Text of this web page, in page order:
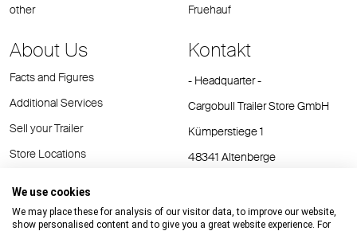
other
Fruehauf
About Us
Facts and Figures
Additional Services
Sell your Trailer
Store Locations
Kontakt
- Headquarter -
Cargobull Trailer Store GmbH
Kümperstiege 1
48341 Altenberge
E-Mail:cts@cargobull.com
We use cookies
We may place these for analysis of our visitor data, to improve our website,
show personalised content and to give you a great website experience. For